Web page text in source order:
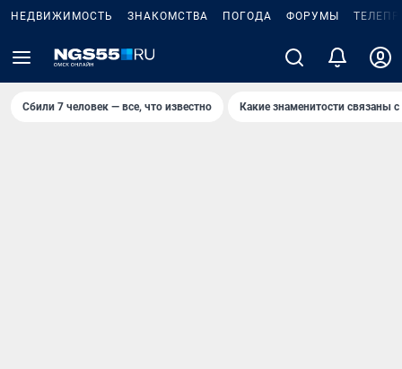
НЕДВИЖИМОСТЬ ЗНАКОМСТВА ПОГОДА ФОРУМЫ
Сбили 7 человек — все, что известно Какие знаменитости связаны